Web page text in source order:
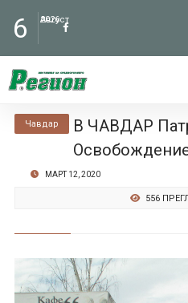
6 Август
2026
Чавдар
В ЧАВДАР
МАРТ 12, 2020
556